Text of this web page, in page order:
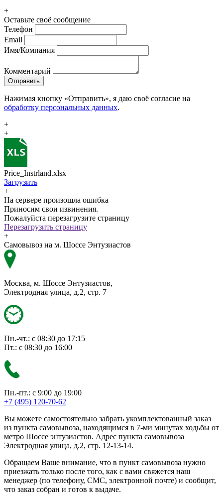
+
Оставьте своё сообщение
Телефон
Email
Имя/Компания
Комментарий
Отправить
Нажимая кнопку «Отправить», я даю своё согласие на
обработку персональных данных.
+
+
Price_Instrland.xlsx
Загрузить
+
На сервере произошла ошибка
Приносим свои извинения.
Пожалуйста перезагрузите страницу
Перезагрузить страницу
+
Самовывоз на м. Шоссе Энтузиастов
Москва, м. Шоссе Энтузиастов,
Электродная улица, д.2, стр. 7
Пн.-чт.: с 08:30 до 17:15
Пт.: с 08:30 до 16:00
Пн.-пт.: с 9:00 до 19:00
+7 (495) 120-70-62
Вы можете самостоятельно забрать укомплектованный заказ
из пункта самовывоза, находящимся в 7-ми минутах ходьбы от
метро Шоссе энтузиастов. Адрес пункта самовывоза
Электродная улица, д.2, стр. 12-13-14.
Обращаем Ваше внимание, что в пункт самовывоза нужно
приезжать только после того, как с вами свяжется наш
менеджер (по телефону, СМС, электронной почте) и сообщит,
что заказ собран и готов к выдаче.